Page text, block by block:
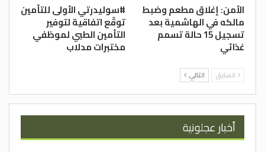
الأمن: إغلاق مطعم وضبط
مالكه في الهاشمية بعد
تسجيل 15 حالة تسمم
غذائي
#سوليدرتي الأولى للتأمين
توقّع اتفاقية لتوفير
التأمين الطبي لموظفي
مختبرات مدلاب
السابق التالي
أخبار عجلونية